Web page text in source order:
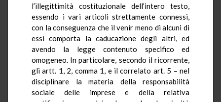
l’illegittimità costituzionale dell’intero testo,
essendo i vari articoli strettamente connessi,
con la conseguenza che il venir meno di alcuni di
essi comporta la caducazione degli altri, ed
avendo la legge contenuto specifico ed
omogeneo. In particolare, secondo il ricorrente,
gli artt. 1, 2, comma 1, e il correlato art. 5 – nel
disciplinare la materia della responsabilità
sociale delle imprese e della relativa